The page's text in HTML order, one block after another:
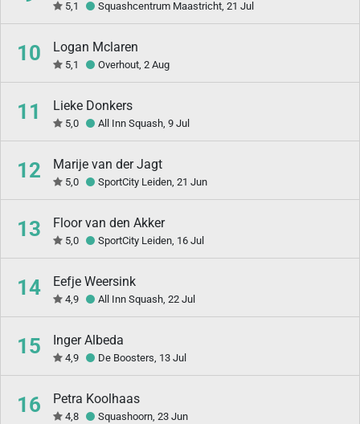
5,1 Squashcentrum Maastricht, 21 Jul
10 Logan Mclaren
5,1 Overhout, 2 Aug
11 Lieke Donkers
5,0 All Inn Squash, 9 Jul
12 Marije van der Jagt
5,0 SportCity Leiden, 21 Jun
13 Floor van den Akker
5,0 SportCity Leiden, 16 Jul
14 Eefje Weersink
4,9 All Inn Squash, 22 Jul
15 Inger Albeda
4,9 De Boosters, 13 Jul
16 Petra Koolhaas
4,8 Squashoorn, 23 Jun